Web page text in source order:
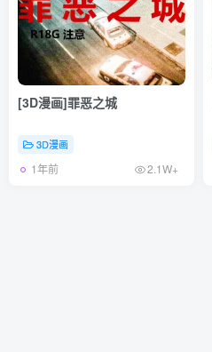
[3D漫画]罪恶之城
3D漫画
1年前 2.1W+